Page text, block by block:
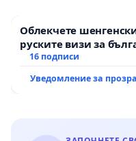
и на ЗВМД:
- Повечето общини
общински програми
Облекчете
руските визи за
16 подписи
Уведомление за